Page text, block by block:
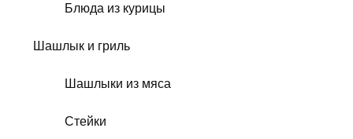
Блюда из курицы
Шашлык и гриль
Шашлыки из мяса
Стейки